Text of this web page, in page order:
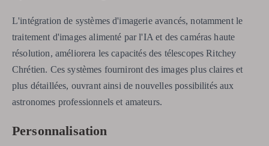
L'intégration de systèmes d'imagerie avancés, notamment le
traitement d'images alimenté par l'IA et des caméras haute
résolution, améliorera les capacités des télescopes Ritchey
Chrétien. Ces systèmes fourniront des images plus claires et
plus détaillées, ouvrant ainsi de nouvelles possibilités aux
astronomes professionnels et amateurs.
Personnalisation